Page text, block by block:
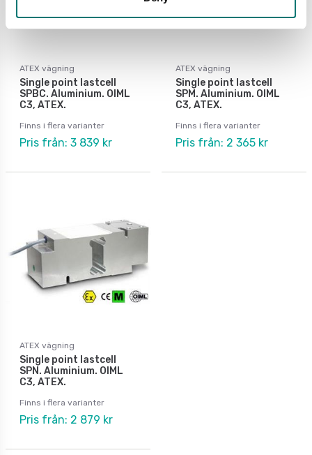
ATEX vägning
Single point lastcell
SPBC. Aluminium. OIML
C3, ATEX.
Finns i flera varianter
Pris från: 3 839 kr
ATEX vägning
Single point lastcell
SPM. Aluminium. OIML
C3, ATEX.
Finns i flera varianter
Pris från: 2 365 kr
ATEX vägning
Single point lastcell
SPN. Aluminium. OIML
C3, ATEX.
Finns i flera varianter
Pris från: 2 879 kr